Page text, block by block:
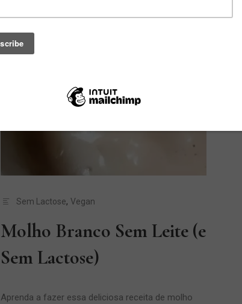
Sem Lactose, Vegan
Molho Branco Sem Leite (e
Sem Lactose)
Aprenda a fazer essa deliciosa receita de molho